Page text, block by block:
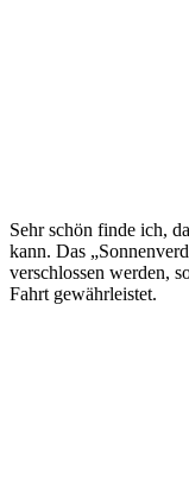
Sehr schön finde ich,
kann. Das
verschlossen werden,
Fahrt gewährleistet.